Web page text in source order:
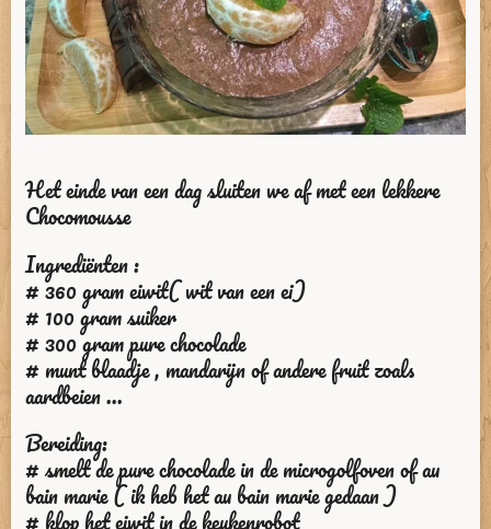
Het einde van een dag sluiten we af met een lekkere
Chocomousse
Ingrediënten :
# 360 gram eiwit( wit van een ei)
# 100 gram suiker
# 300 gram pure chocolade
# munt blaadje , mandarijn of andere fruit zoals
aardbeien ...
Bereiding:
# smelt de pure chocolade in de microgolfoven of au
bain marie ( ik heb het au bain marie gedaan )